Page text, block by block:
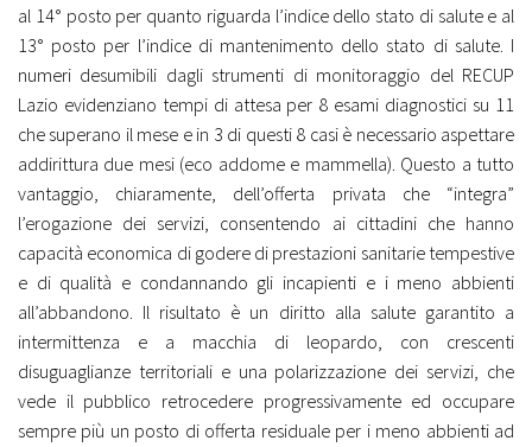
al 14° posto per quanto riguarda l’indice dello stato di salute e al
13° posto per l’indice di mantenimento dello stato di salute. I
numeri desumibili dagli strumenti di monitoraggio del RECUP
Lazio evidenziano tempi di attesa per 8 esami diagnostici su 11
che superano il mese e in 3 di questi 8 casi è necessario aspettare
addirittura due mesi (eco addome e mammella). Questo a tutto
vantaggio, chiaramente, dell’offerta privata che “integra”
l’erogazione dei servizi, consentendo ai cittadini che hanno
capacità economica di godere di prestazioni sanitarie tempestive
e di qualità e condannando gli incapienti e i meno abbienti
all’abbandono. Il risultato è un diritto alla salute garantito a
intermittenza e a macchia di leopardo, con crescenti
disuguaglianze territoriali e una polarizzazione dei servizi, che
vede il pubblico retrocedere progressivamente ed occupare
sempre più un posto di offerta residuale per i meno abbienti ad